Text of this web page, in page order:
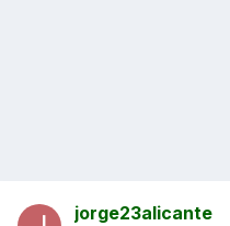
jorge23alicante